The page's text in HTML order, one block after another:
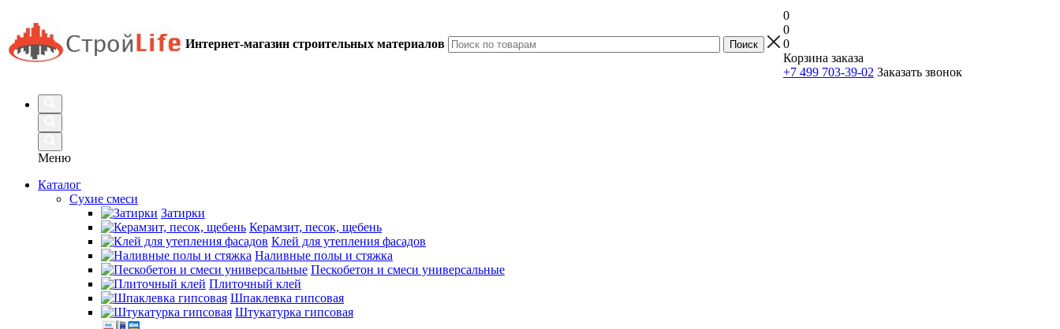
Интернет-магазин строительных материалов
0
0
0
Корзина заказа
+7 499 703-39-02 Заказать звонок
Меню
Каталог
Сухие смеси
Затирки
Керамзит, песок, щебень
Клей для утепления фасадов
Наливные полы и стяжка
Пескобетон и смеси универсальные
Плиточный клей
Шпаклевка гипсовая
Штукатурка гипсовая